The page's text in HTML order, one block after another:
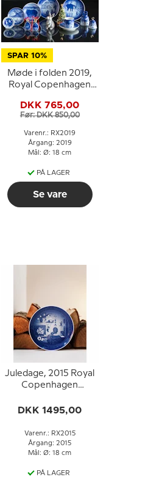
SPAR 10%
Møde i folden 2019,
Royal Copenhagen
DKK 765,00
Før: DKK 850,00
Varenr.: RX2019
Årgang: 2019
Mål: Ø: 18 cm
PÅ LAGER
Se vare
Juledage, 2015 Royal
Copenhagen
DKK 1495,00
Varenr.: RX2015
Årgang: 2015
Mål: Ø: 18 cm
PÅ LAGER